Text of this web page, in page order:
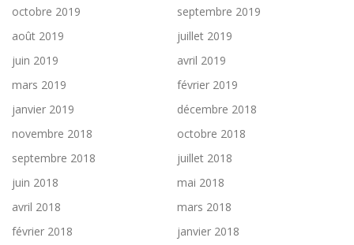
octobre 2019
septembre 2019
août 2019
juillet 2019
juin 2019
avril 2019
mars 2019
février 2019
janvier 2019
décembre 2018
novembre 2018
octobre 2018
septembre 2018
juillet 2018
juin 2018
mai 2018
avril 2018
mars 2018
février 2018
janvier 2018